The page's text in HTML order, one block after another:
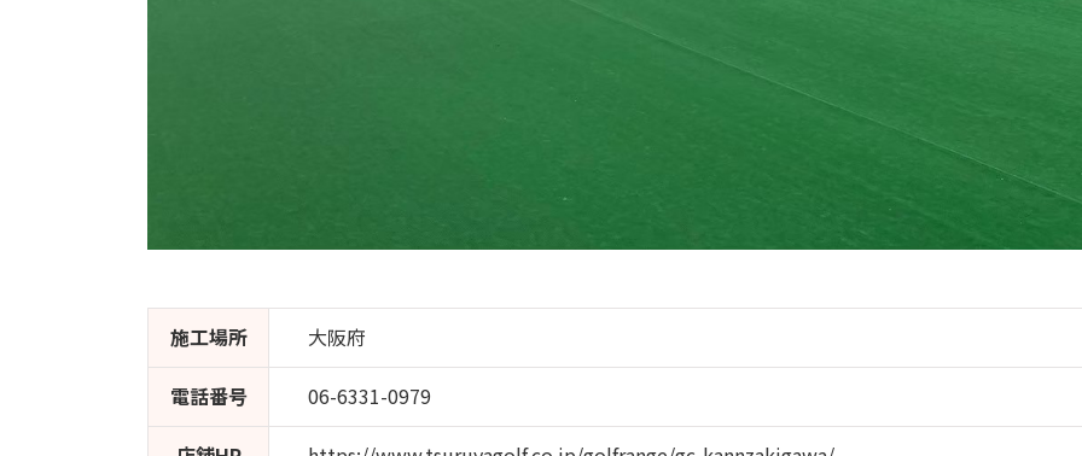
施工場所 大阪府
電話番号 06-6331-0979